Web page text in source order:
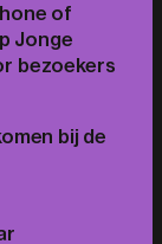
of
Jonge
bezoekers
bij de